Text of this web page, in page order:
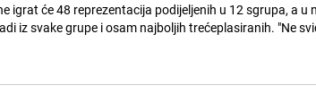
igrat će 48 reprezentacija podijeljenih u 12 sgrupa, a u
iz svake grupe i osam najboljih trećeplasiranih. "Ne